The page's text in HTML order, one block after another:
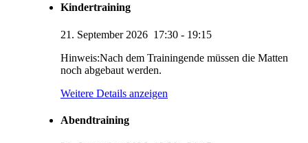
Kindertraining
21. September 2026 17:30 - 19:15
Hinweis:Nach dem Trainingende müssen die Matten
noch abgebaut werden.
Weitere Details anzeigen
Abendtraining